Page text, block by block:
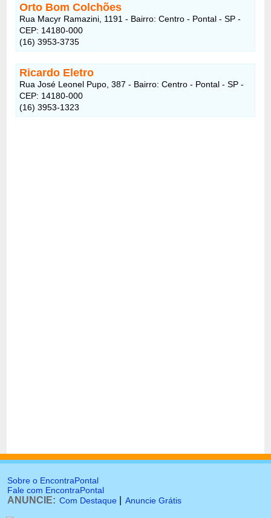
Orto Bom Colchões
Rua Macyr Ramazini, 1191 - Bairro: Centro - Pontal - SP -
CEP: 14180-000
(16) 3953-3735
Ricardo Eletro
Rua José Leonel Pupo, 387 - Bairro: Centro - Pontal - SP -
CEP: 14180-000
(16) 3953-1323
Sobre o EncontraPontal
Fale com EncontraPontal
ANUNCIE: Com Destaque Anuncie Grátis